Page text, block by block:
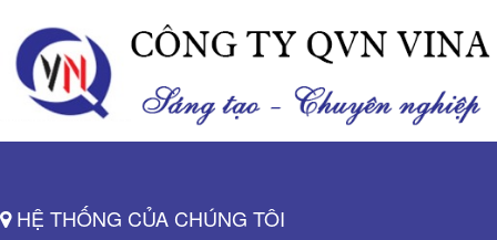
HỆ THỐNG CỦA CHÚNG TÔI